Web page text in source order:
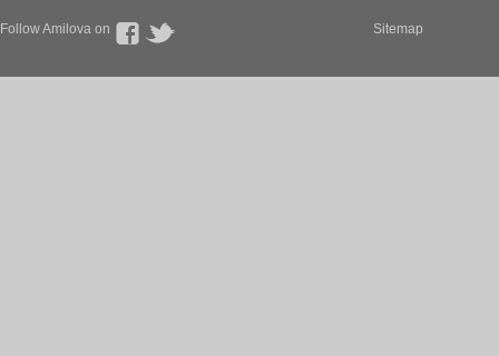
Follow Amilova on Sitemap